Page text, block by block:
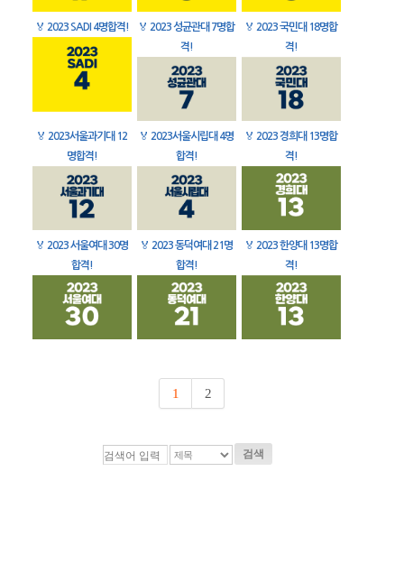
🏅 2023 SADI 4명합격! 🏅 2023 성균관대 7명합
격!
🏅 2023 국민대 18명합
격!
🏅 2023서울과기대 12
명합격!
🏅 2023서울시립대 4명
합격!
🏅 2023 경희대 13명합
격!
🏅 2023 서울여대 30명
합격!
🏅 2023 동덕여대 21명
합격!
🏅 2023 한양대 13명합
격!
1 2
검색